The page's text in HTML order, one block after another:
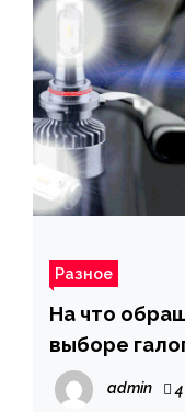
Разное
На что
выборе
admin